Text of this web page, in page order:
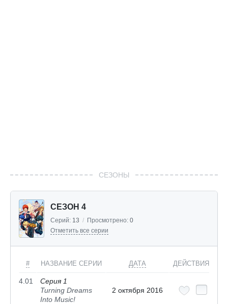
СЕЗОНЫ
СЕЗОН 4
Серий: 13 / Просмотрено: 0
Отметить все серии
# НАЗВАНИЕ СЕРИИ ДАТА ДЕЙСТВИЯ
4.01
Серия 1
Turning Dreams
Into Music!
2 октября 2016